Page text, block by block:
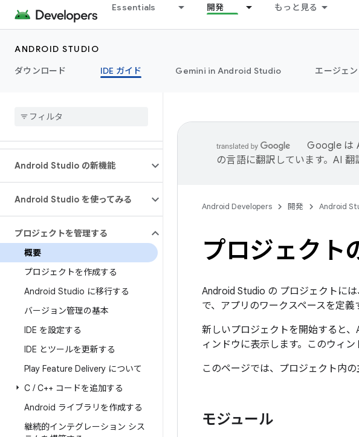
Essentials 開発 もっと見る
ANDROID STUDIO
ダウンロード
IDE ガイド Gemini in Android Studio エージェ
Android Studio の新機能
Android Studio を使ってみる
プロジェクトを管理する
概要
プロジェクトを作成する
Android Studio に移行する
バージョン管理の基本
IDE を設定する
IDE とツールを更新する
Play Feature Delivery について
C /C++ コードを追加する
Android ライブラリを作成する
継続的インテグレーション シス
Google は
の言語に翻訳しています。AI 翻
Android Developers 開発 Android
プロジェクト
Android Studio の プロジェクトに
で、アプリのワークスペースを定義
新しいプロジェクトを開始すると
ィンドウに表示します。このウィン
このページでは、プロジェクト内
モジュール